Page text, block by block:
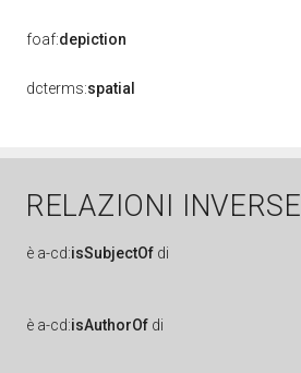
foaf:depiction
dcterms:spatial
RELAZIONI INVERSE
è a-cd:isSubjectOf di
è a-cd:isAuthorOf di